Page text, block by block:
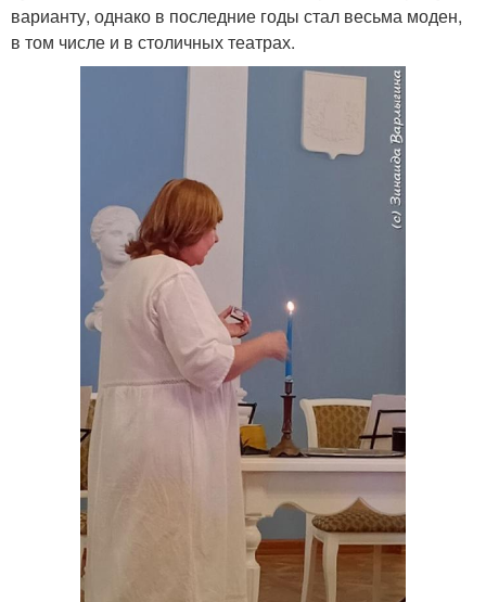
варианту, однако в последние годы стал весьма моден,
в том числе и в столичных театрах.